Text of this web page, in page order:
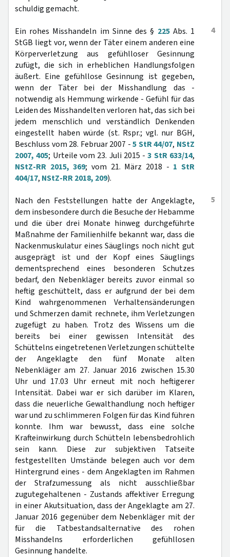
schuldig gemacht.
4
Ein rohes Misshandeln im Sinne des § 225Abs. 1
StGB liegt vor, wenn der Täter einem anderen eine
Körperverletzung aus gefühlloser Gesinnung
zufügt, die sich in erheblichen Handlungsfolgen
äußert. Eine gefühllose Gesinnung ist gegeben,
wenn der Täter bei der Misshandlung das -
notwendig als Hemmung wirkende - Gefühl für das
Leiden des Misshandelten verloren hat, das sich bei
jedem menschlich und verständlich Denkenden
eingestellt haben würde (st. Rspr.; vgl. nur BGH,
Beschluss vom 28. Februar 2007 -5 StR 44/07, NStZ
2007, 405; Urteile vom 23. Juli 2015 -3 StR 633/14,
NStZ-RR 2015, 369; vom 21. März 2018 - 1 StR
404/17, NStZ-RR 2018, 209).
5
Nach den Feststellungen hatte der Angeklagte,
dem insbesondere durch die Besuche der Hebamme
und die über drei Monate hinweg durchgeführte
Maßnahme der Familienhilfe bekannt war, dass die
Nackenmuskulatur eines Säuglings noch nicht gut
ausgeprägt ist und der Kopf eines Säuglings
dementsprechend eines besonderen Schutzes
bedarf, den Nebenkläger bereits zuvor einmal so
heftig geschüttelt, dass er aufgrund der bei dem
Kind wahrgenommenen Verhaltensänderungen
und Schmerzen damit rechnete, ihm Verletzungen
zugefügt zu haben. Trotz des Wissens um die
bereits bei einer gewissen Intensität des
Schüttelns eingetretenen Verletzungen schüttelte
der Angeklagte den fünf Monate alten
Nebenkläger am 27. Januar 2016 zwischen 15.30
Uhr und 17.03 Uhr erneut mit noch heftigerer
Intensität. Dabei war er sich darüber im Klaren,
dass die neuerliche Gewalthandlung noch heftiger
war und zu schlimmeren Folgen für das Kind führen
konnte. Ihm war bewusst, dass eine solche
Krafteinwirkung durch Schütteln lebensbedrohlich
sein kann. Diese zur subjektiven Tatseite
festgestellten Umstände belegen auch vor dem
Hintergrund eines - dem Angeklagten im Rahmen
der Strafzumessung als nicht ausschließbar
zugutegehaltenen - Zustands affektiver Erregung
in einer Akutsituation, dass der Angeklagte am 27.
Januar 2016 gegenüber dem Nebenkläger mit der
für die Tatbestandsalternative des rohen
Misshandelns erforderlichen gefühllosen
Gesinnung handelte.